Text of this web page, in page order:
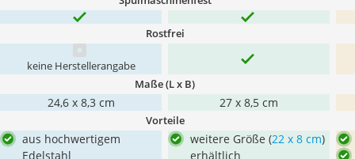
Rostfrei
keine Herstellerangabe
Maße (L x B)
24,6 x 8,3 cm 27 x 8,5 cm
Vorteile
aus hochwertigem
Edelstahl
weitere Größe (22 x 8 cm)
erhältlich